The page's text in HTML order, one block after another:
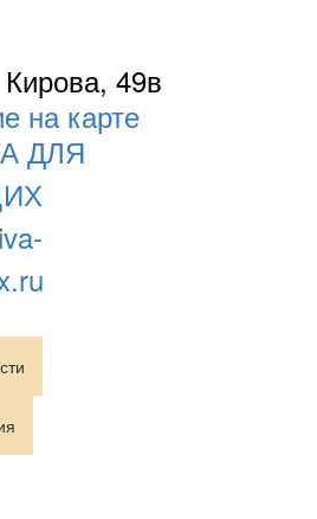
49в
на карте
ДЛЯ